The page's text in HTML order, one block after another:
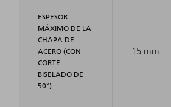
ESPESOR
MÁXIMO DE LA
CHAPA DE
ACERO (CON
CORTE
BISELADO DE
50°)
15 mm